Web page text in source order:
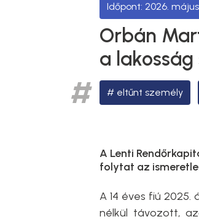
2026. május
Orbán
a
eltűnt személy
A Lenti
folytat az
A 14 éves fiú
nélkül távozott,